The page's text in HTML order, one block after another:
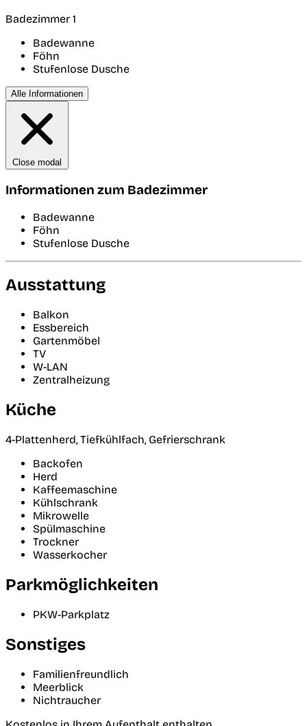
Badezimmer 1
Badewanne
Föhn
Stufenlose Dusche
Alle Informationen
Close modal
Informationen zum Badezimmer
Badewanne
Föhn
Stufenlose Dusche
Ausstattung
Balkon
Essbereich
Gartenmöbel
TV
W-LAN
Zentralheizung
Küche
4-Plattenherd, Tiefkühlfach, Gefrierschrank
Backofen
Herd
Kaffeemaschine
Kühlschrank
Mikrowelle
Spülmaschine
Trockner
Wasserkocher
Parkmöglichkeiten
PKW-Parkplatz
Sonstiges
Familienfreundlich
Meerblick
Nichtraucher